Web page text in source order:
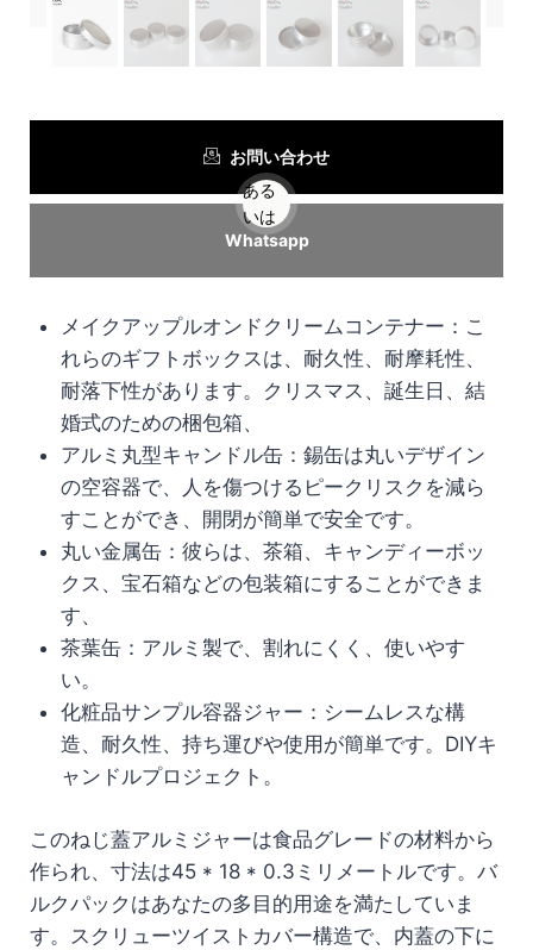
お問い合わせ
ある
いは
Whatsapp
メイクアップルオンドクリームコンテナー：こ
れらのギフトボックスは、耐久性、耐摩耗性、
耐落下性があります。クリスマス、誕生日、結
婚式のための梱包箱、
アルミ丸型キャンドル缶：錫缶は丸いデザイン
の空容器で、人を傷つけるピークリスクを減ら
すことができ、開閉が簡単で安全です。
丸い金属缶：彼らは、茶箱、キャンディーボッ
クス、宝石箱などの包装箱にすることができま
す、
茶葉缶：アルミ製で、割れにくく、使いやす
い。
化粧品サンプル容器ジャー：シームレスな構
造、耐久性、持ち運びや使用が簡単です。DIYキ
ャンドルプロジェクト。
このねじ蓋アルミジャーは食品グレードの材料から
作られ、寸法は45 * 18 * 0.3ミリメートルです。バ
ルクパックはあなたの多目的用途を満たしていま
す。スクリューツイストカバー構造で、内蓋の下に